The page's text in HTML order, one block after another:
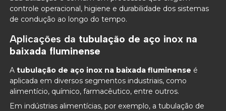
controle operacional, higiene e durabilidade dos sistemas
de condução ao longo do tempo.
Aplicações da tubulação de aço inox na
baixada fluminense
Atubulação de aço inox na baixada fluminense é
aplicada em diversos segmentos industriais, como
alimentício, químico, farmacêutico, entre outros.
Em indústrias alimentícias, por exemplo, a tubulação de